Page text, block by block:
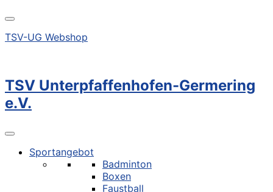
TSV-UG Webshop
TSV Unterpfaffenhofen-Germering
e.V.
Sportangebot
Badminton
Boxen
Faustball